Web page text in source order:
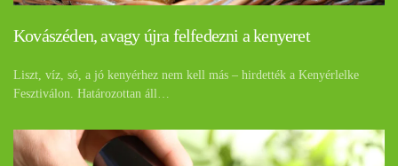
Kovászéden, avagy újra felfedezni a kenyeret
Liszt, víz, só, a jó kenyérhez nem kell más – hirdették a Kenyérlelke
Fesztiválon. Határozottan áll…